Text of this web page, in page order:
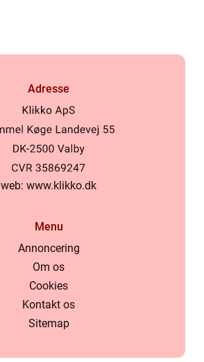
Adresse
web: www.klikko.dk
Menu
Annoncering
Om os
Cookies
Kontakt os
Sitemap